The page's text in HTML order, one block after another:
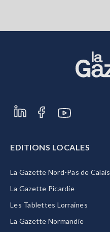
EDITIONS LOCALES
La Gazette Nord-Pas de Calais
La Gazette Picardie
Les Tablettes Lorraines
La Gazette Normandie